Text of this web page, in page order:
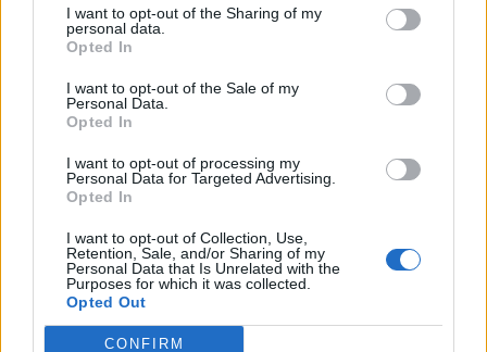
I want to opt-out of the Sharing of my
personal data.
Opted In
I want to opt-out of the Sale of my
Personal Data.
Opted In
I want to opt-out of processing my
Personal Data for Targeted Advertising.
Opted In
I want to opt-out of Collection, Use,
Retention, Sale, and/or Sharing of my
Personal Data that Is Unrelated with the
Purposes for which it was collected.
Opted Out
CONFIRM